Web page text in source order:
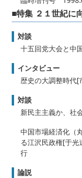
■特集 ２１世紀に
対談
十五回党大会と中
インタビュー
歴史の大調整時代[
対談
新民主主義か、社
中国市場経済化（
る江沢民政権[于
行
論説